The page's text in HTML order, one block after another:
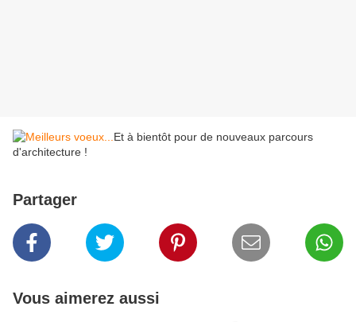
Et à bientôt pour de nouveaux parcours
d'architecture !
Partager
Vous aimerez aussi